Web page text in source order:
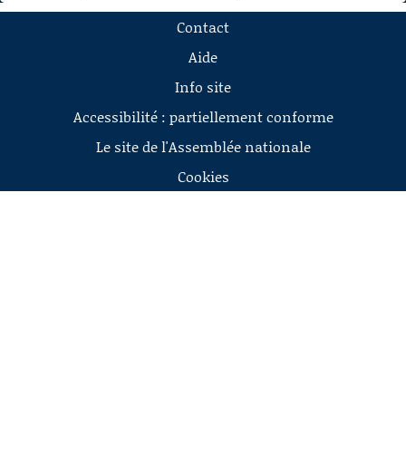
AIDE À LA DÉCOUPE
Contact
Aide
Info site
Accessibilité : partiellement conforme
Le site de l'Assemblée nationale
Cookies